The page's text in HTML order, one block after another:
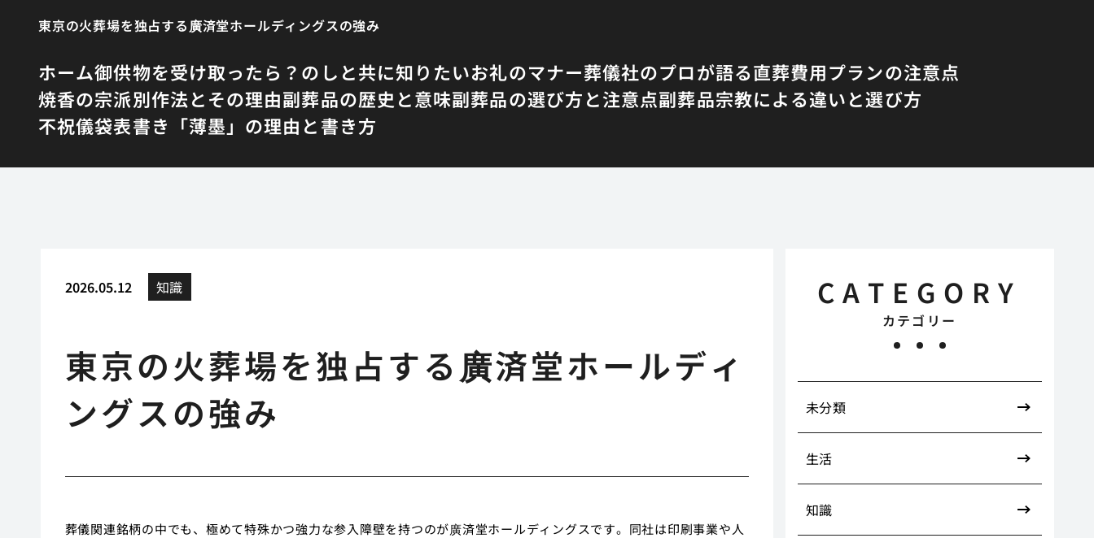
東京の火葬場を独占する廣済堂ホールディングスの強み
ホーム御供物を受け取ったら？のしと共に知りたいお礼のマナー葬儀社のプロが語る直葬費用プランの注意点
焼香の宗派別作法とその理由副葬品の歴史と意味副葬品の選び方と注意点副葬品宗教による違いと選び方
不祝儀袋表書き「薄墨」の理由と書き方
2026.05.12 知識
東京の火葬場を独占する廣済堂ホールディ
ングスの強み
葬儀関連銘柄の中でも、極めて特殊かつ強力な参入障壁を持つのが廣済堂ホールディングスです。同社は印刷事業や人
CATEGORY
カテゴリー
未分類
生活
知識